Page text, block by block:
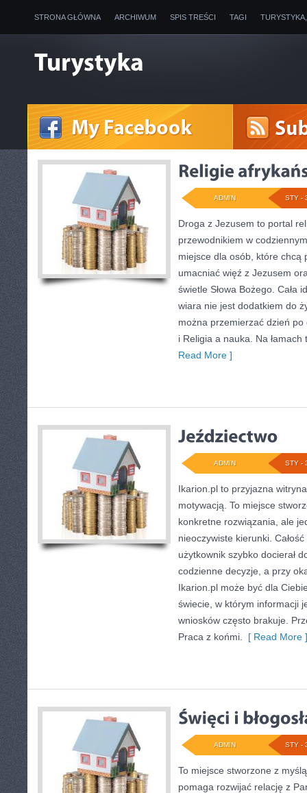
STRONA GŁÓWNA ARCHIWUM SPIS TREŚCI TAGI
STY -
ADMIN
Droga z Jezusem to portal
przewodnikiem w
miejsce dla osób, które chcą
umacniać więź z Jezusem
świetle Słowa Bożego. Cała
wiara nie jest dodatkiem do
można przemierzać dzień
i Religia a nauka. Na
Read More ]
STY -
ADMIN
Ikarion.pl to przyjazna
motywacją. To miejsce
konkretne rozwiązania, ale
nieoczywiste kierunki.
użytkownik szybko docierał
codzienne decyzje, a przy
Ikarion.pl może być dla
świecie, w którym informacji
wniosków często brakuje.
Praca z końmi.
[ Read More ]
STY -
ADMIN
To miejsce stworzone z
pomaga rozwijać relację z